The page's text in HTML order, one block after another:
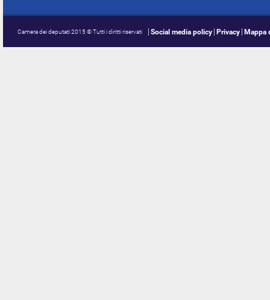
Camera dei deputati 2015 © Tutti i diritti riservati Social media policy Privacy Mappa